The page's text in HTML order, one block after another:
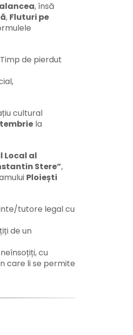
, însă
, Fluturi pe
de pierdut
cultural
la
Local al
Stere”,
Ploiești
tutore legal cu
de un
cu
care li se permite